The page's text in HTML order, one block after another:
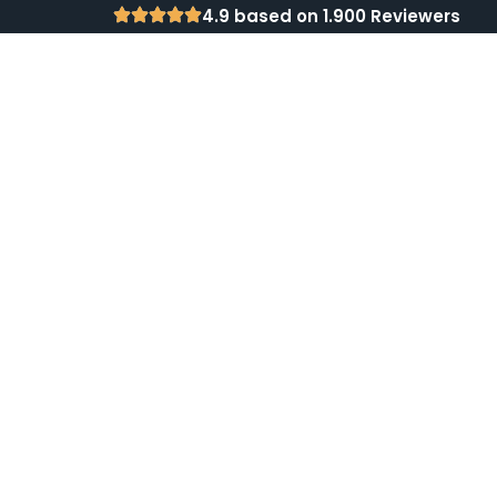
4.9 based on 1.900 Reviewers